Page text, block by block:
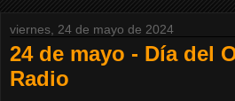
viernes, 24 de mayo de 2024
24 de mayo - Día del
Radio